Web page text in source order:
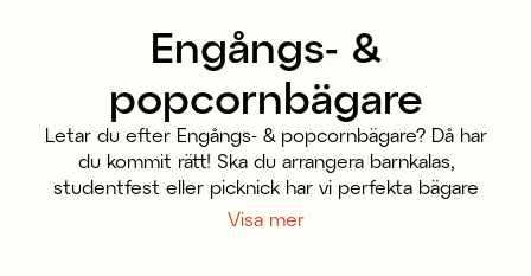
FI / EUR
SE / SEK
Engångs- &
popcornbägare
Letar du efter Engångs- & popcornbägare? Då har
du kommit rätt! Ska du arrangera barnkalas,
studentfest eller picknick har vi perfekta bägare
för glass och popcorn för dig. Vi har roliga bägare i
Visa mer